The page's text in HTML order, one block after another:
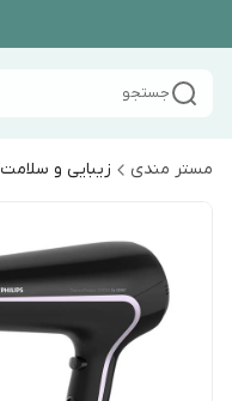
جستجو
مستر مندی زیبایی و سلامت